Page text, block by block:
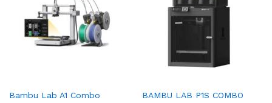
Bambu Lab A1 Combo BAMBU LAB P1S COMBO